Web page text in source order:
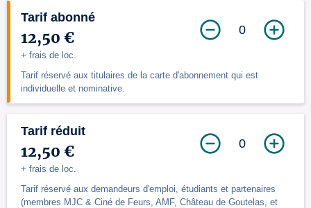
Tarif abonné
12,50 €
+ frais de loc.
Tarif réservé aux titulaires de la carte d'abonnement qui est
individuelle et nominative.
0
Tarif réduit
12,50 €
+ frais de loc.
Tarif réservé aux demandeurs d'emploi, étudiants et partenaires
(membres MJC & Ciné de Feurs, AMF, Château de Goutelas, et
0